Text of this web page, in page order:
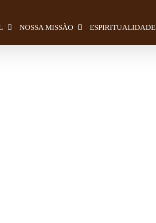
NOSSA MISSÃO ESPIRITUALIDADE